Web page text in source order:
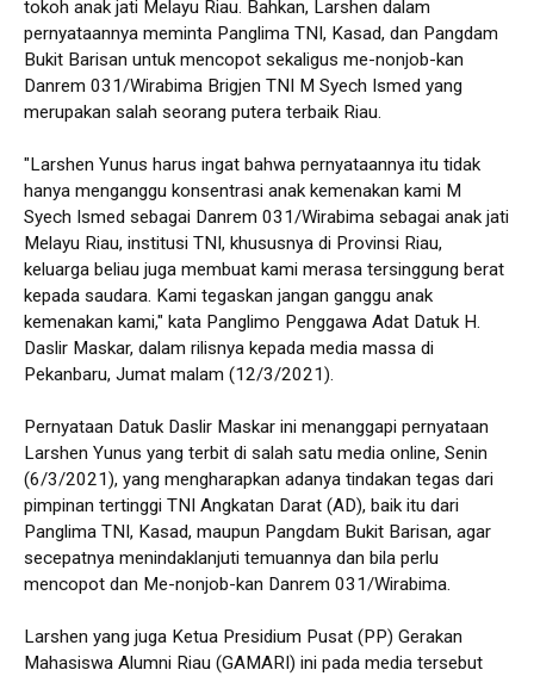
tokoh anak jati Melayu Riau. Bahkan, Larshen dalam
pernyataannya meminta Panglima TNI, Kasad, dan Pangdam
Bukit Barisan untuk mencopot sekaligus me-nonjob-kan
Danrem 031/Wirabima Brigjen TNI M Syech Ismed yang
merupakan salah seorang putera terbaik Riau.
"Larshen Yunus harus ingat bahwa pernyataannya itu tidak
hanya menganggu konsentrasi anak kemenakan kami M
Syech Ismed sebagai Danrem 031/Wirabima sebagai anak jati
Melayu Riau, institusi TNI, khususnya di Provinsi Riau,
keluarga beliau juga membuat kami merasa tersinggung berat
kepada saudara. Kami tegaskan jangan ganggu anak
kemenakan kami," kata Panglimo Penggawa Adat Datuk H.
Daslir Maskar, dalam rilisnya kepada media massa di
Pekanbaru, Jumat malam (12/3/2021).
Pernyataan Datuk Daslir Maskar ini menanggapi pernyataan
Larshen Yunus yang terbit di salah satu media online, Senin
(6/3/2021), yang mengharapkan adanya tindakan tegas dari
pimpinan tertinggi TNI Angkatan Darat (AD), baik itu dari
Panglima TNI, Kasad, maupun Pangdam Bukit Barisan, agar
secepatnya menindaklanjuti temuannya dan bila perlu
mencopot dan Me-nonjob-kan Danrem 031/Wirabima.
Larshen yang juga Ketua Presidium Pusat (PP) Gerakan
Mahasiswa Alumni Riau (GAMARI) ini pada media tersebut